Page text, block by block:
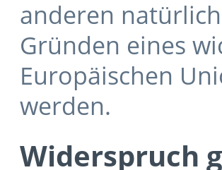
anderen
Gründen eines
Europäischen
werden.
Widerspruch